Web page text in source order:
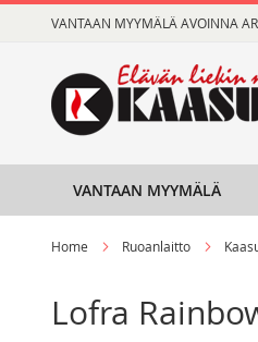
to
VANTAAN MYYMÄLÄ AVOINNA
VANTAAN MYYMÄLÄ
Home Ruoanlaitto
Lofra